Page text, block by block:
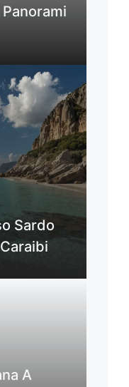
Sardo
A